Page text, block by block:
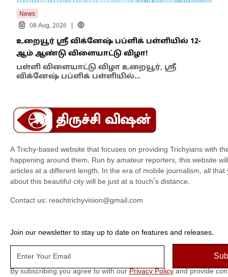
News
08 Aug, 2026
உறையூர் ஸ்ரீ விக்னேஷ் பப்ளிக் பள்ளியில் 12-
ஆம் ஆண்டு விளையாட்டு விழா!
பள்ளி விளையாட்டு விழா உறையூர், ஸ்ரீ
விக்னேஷ் பப்ளிக் பள்ளியில்…
A Trichy-based website that focuses on providing Trichyians with
happening around them. Run by amateur reporters, this website
articles at a different length. In the era of mobile journalism, all that
about this beautiful city will be just at a touch's distance.
Contact us: reachtrichyvision@gmail.com
Join our newsletter to stay up to date on features and releases.
By subscribing you agree to with our Privacy Policy and provide